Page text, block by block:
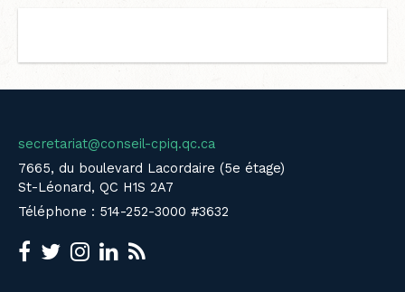
secretariat@conseil-cpiq.qc.ca
7665, du boulevard Lacordaire (5e étage)
St-Léonard, QC H1S 2A7
Téléphone : 514-252-3000 #3632